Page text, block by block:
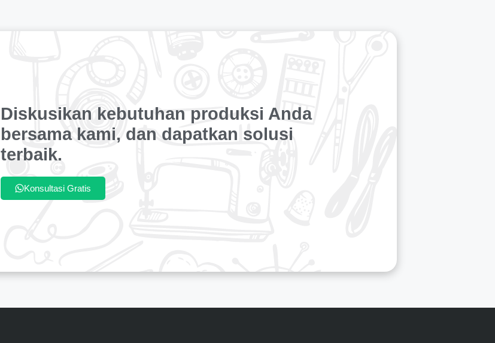
Diskusikan kebutuhan produksi Anda
bersama kami, dan dapatkan solusi
terbaik.
Konsultasi Gratis